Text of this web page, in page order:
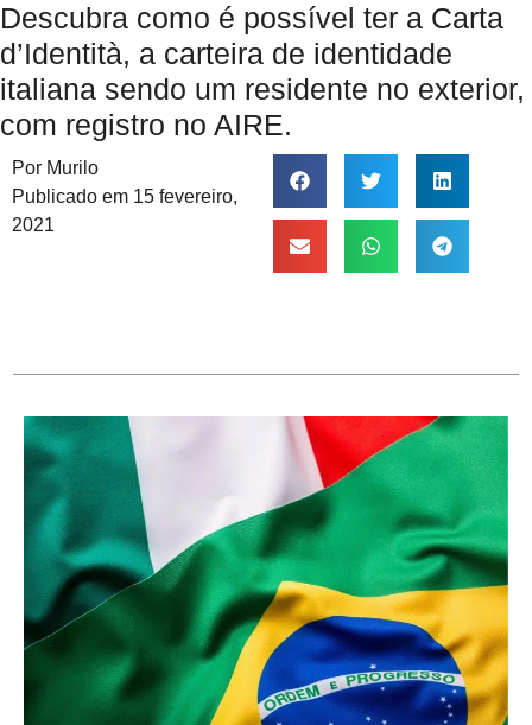
Descubra como é possível ter a Carta
d’Identità, a carteira de identidade
italiana sendo um residente no exterior,
com registro no AIRE.
Por Murilo
Publicado em 15 fevereiro,
2021